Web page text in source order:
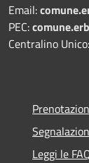
Email:
PEC:
Centralino
Leggi le